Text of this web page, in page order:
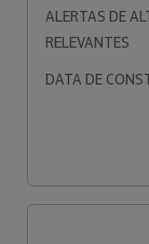
ALERTAS DE
RELEVANTES
DATA DE